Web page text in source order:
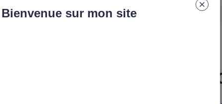
Laissez
Bienvenue sur mon site